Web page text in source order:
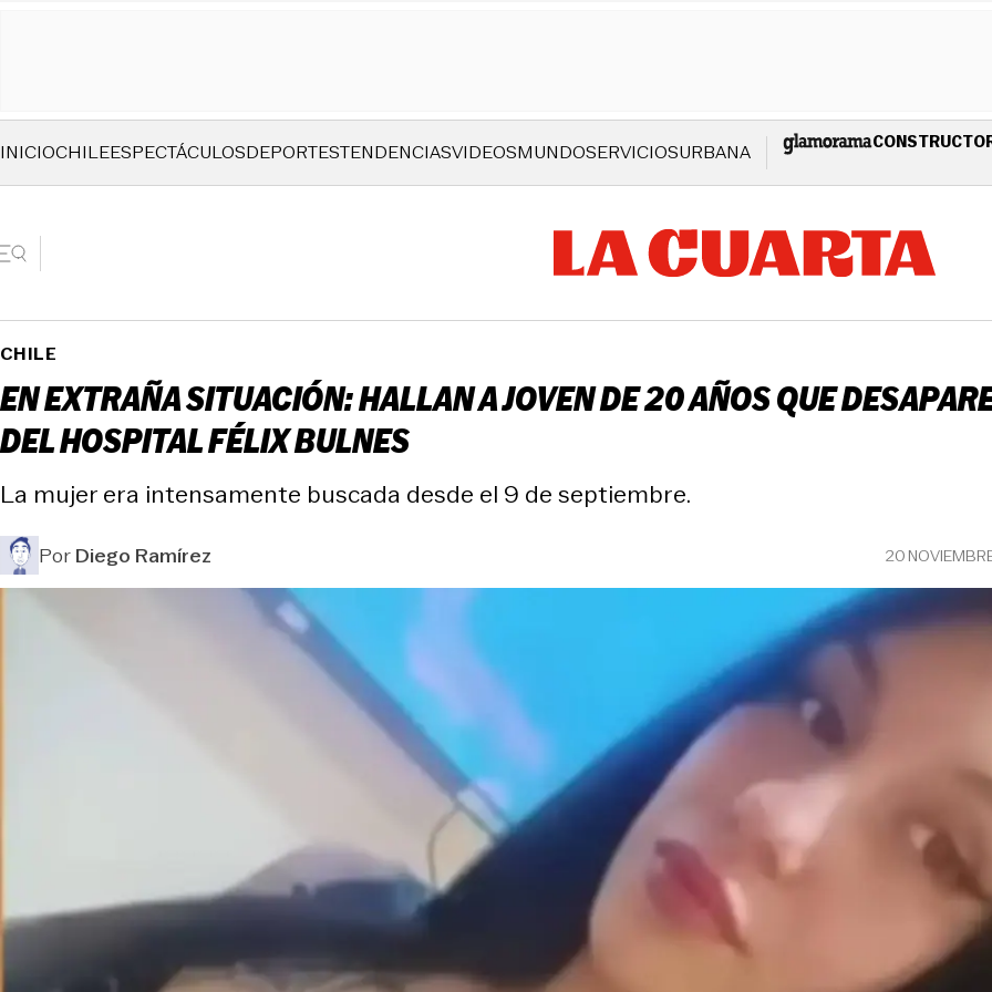
INICIOCHILEESPECTÁCULOSDEPORTESTENDENCIASVIDEOSMUNDOSERVICIOSURBANA
CHILE
EN EXTRAÑA SITUACIÓN: HALLAN A JOVEN DE 20 AÑOS QUE
DEL HOSPITAL FÉLIX BULNES
La mujer era intensamente buscada desde el 9 de septiembre.
PorDiego Ramírez 20